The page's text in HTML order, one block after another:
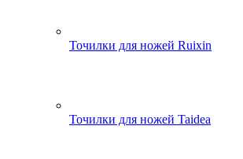
Точилки для ножей Ruixin
Точилки для ножей Taidea